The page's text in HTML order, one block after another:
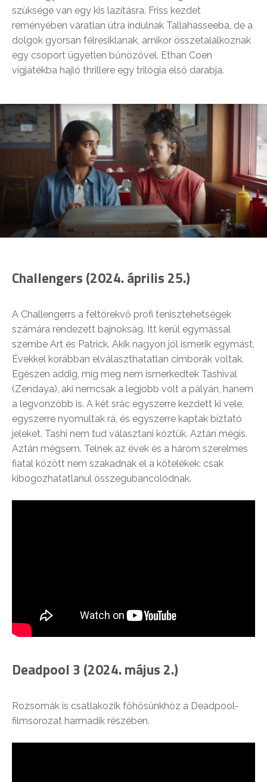
szüksége van egy kis lazításra. Friss kezdet
reményében váratlan útra indulnak Tallahasseeba, de a
dolgok gyorsan félresiklanak, amikor összetalálkoznak
egy csoport ügyetlen bűnözővel. Ethan Coen
vígjátékba hajló thrillere egy trilógia első darabja.
Challengers (2024. április 25.)
A Challengerrs a feltörekvő profi tenisztehetségek
számára rendezett bajnokság. Itt kerül egymással
szembe Art és Patrick. Akik nagyon jól ismerik egymást.
Évekkel korábban elválaszthatatlan cimborák voltak.
Egészen addig, míg meg nem ismerkedtek Tashival
(Zendaya), aki nemcsak a legjobb volt a pályán, hanem
a legvonzóbb is. A két srác egyszerre kezdett ki vele,
egyszerre nyomultak rá, és egyszerre kaptak bíztató
jeleket. Tashi nem tud választani köztük. Aztán mégis.
Aztán mégsem. Telnek az évek és a három szerelmes
fiatal között nem szakadnak el a kötelékek: csak
kibogozhatatlanul összegubancolódnak.
Deadpool 3 (2024. május 2.)
Rozsomák is csatlakozik főhősünkhöz a Deadpool-
filmsorozat harmadik részében.